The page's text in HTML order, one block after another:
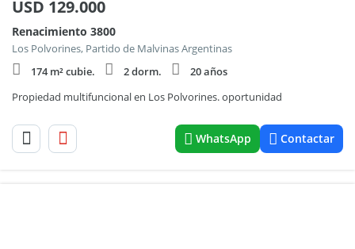
USD 129.000
Renacimiento 3800
Los Polvorines, Partido de Malvinas Argentinas
174 m² cubie.
2 dorm.
20 años
Propiedad multifuncional en Los Polvorines. oportunidad
WhatsApp Contactar